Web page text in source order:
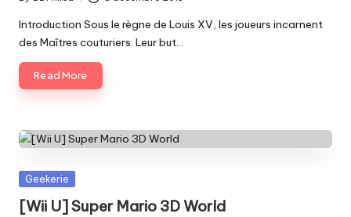
Posted
by
Introduction Sous le règne de Louis XV, les joueurs incarnent
des Maîtres couturiers. Leur but…
Read More
Posted
Geekerie
[Wii U] Super Mario 3D World